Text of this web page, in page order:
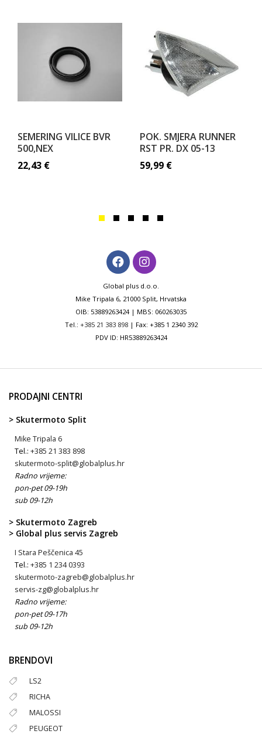
SEMERING VILICE BVR
500,NEX
22,43 €
POK. SMJERA RUNNER
RST PR. DX 05-13
59,99 €
Global plus d.o.o.
Mike Tripala 6, 21000 Split, Hrvatska
OIB: 53889263424 | MBS: 060263035
Tel.: +385 21 383 898| Fax: +385 1 2340 392
PDV ID: HR53889263424
PRODAJNI CENTRI
> Skutermoto Split
Mike Tripala 6
Tel.: +385 21 383 898
skutermoto-split@globalplus.hr
Radno vrijeme:
pon-pet 09-19h
sub 09-12h
> Skutermoto Zagreb
> Global plus servis Zagreb
I Stara Peščenica 45
Tel.: +385 1 234 0393
skutermoto-zagreb@globalplus.hr
servis-zg@globalplus.hr
Radno vrijeme:
pon-pet 09-17h
sub 09-12h
BRENDOVI
LS2
RICHA
MALOSSI
PEUGEOT